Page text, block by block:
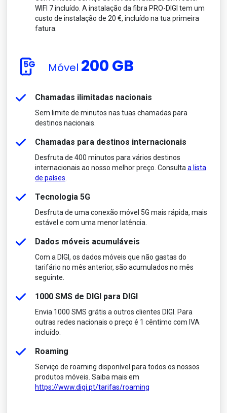
WIFI 7 incluído. A instalação da fibra PRO-DIGI tem um
custo de instalação de 20 €, incluído na tua primeira
fatura.
Móvel 200 GB
Chamadas ilimitadas nacionais
Sem limite de minutos nas tuas chamadas para
destinos nacionais.
Chamadas para destinos internacionais
Desfruta de 400 minutos para vários destinos
internacionais ao nosso melhor preço. Consulta a lista
de países
Tecnologia 5G
Desfruta de uma conexão móvel 5G mais rápida, mais
estável e com uma menor latência.
Dados móveis acumuláveis
Com a DIGI, os dados móveis que não gastas do
tarifário no mês anterior, são acumulados no mês
seguinte.
1000 SMS de DIGI para DIGI
Envia 1000 SMS grátis a outros clientes DIGI. Para
outras redes nacionais o preço é 1 cêntimo com IVA
incluído.
Roaming
Serviço de roaming disponível para todos os nossos
produtos móveis. Saiba mais em
https://www.digi.pt/tarifas/roaming